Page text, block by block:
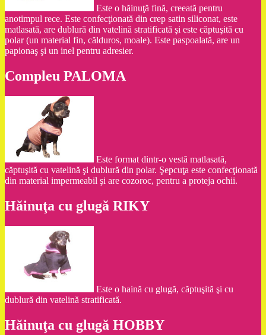
Este o hăinuţă fină, creeată pentru
anotimpul rece. Este confecţionată din crep satin siliconat, este
matlasată, are dublură din vatelină stratificată şi este căptuşită cu
polar (un material fin, călduros, moale). Este paspoalată, are un
papionaş şi un inel pentru adresier.
Compleu PALOMA
Este format dintr-o vestă matlasată,
căptuşită cu vatelină şi dublură din polar. Şepcuţa este confecţionată
din material impermeabil şi are cozoroc, pentru a proteja ochii.
Hăinuţa cu glugă RIKY
Este o haină cu glugă, căptuşită şi cu
dublură din vatelină stratificată.
Hăinuţa cu glugă HOBBY